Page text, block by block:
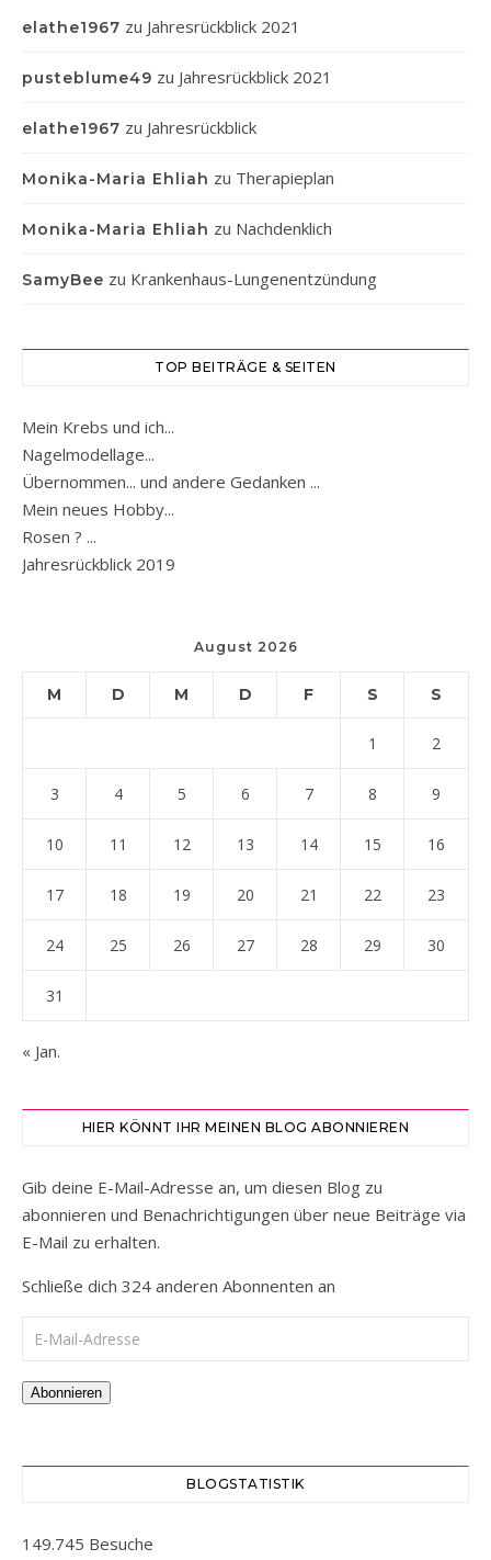
elathe1967 zu Jahresrückblick 2021
pusteblume49 zu Jahresrückblick 2021
elathe1967 zu Jahresrückblick
Monika-Maria Ehliah zu Therapieplan
Monika-Maria Ehliah zu Nachdenklich
SamyBee zu Krankenhaus-Lungenentzündung
TOP BEITRÄGE & SEITEN
Mein Krebs und ich...
Nagelmodellage...
Übernommen... und andere Gedanken ...
Mein neues Hobby...
Rosen ? ...
Jahresrückblick 2019
August 2026
M D M D F S S
1 2
3 4 5 6 7 8 9
10 11 12 13 14 15 16
17 18 19 20 21 22 23
24 25 26 27 28 29 30
31
« Jan.
HIER KÖNNT IHR MEINEN BLOG ABONNIEREN
Gib deine E-Mail-Adresse an, um diesen Blog zu
abonnieren und Benachrichtigungen über neue Beiträge via
E-Mail zu erhalten.
Schließe dich 324 anderen Abonnenten an
E-Mail-Adresse
Abonnieren
BLOGSTATISTIK
149.745 Besuche